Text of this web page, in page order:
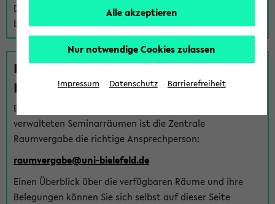
Detailseite zum Teilnahmemanagement der
betreffenden Veranstaltung.
Fragen zu im eKVV verwalteten
Räumen
Bei Fragen zur Vergabe von Hörsälen und vom eKVV
verwalteten Seminarräumen ist die Zentrale
Raumvergabe die richtige Ansprechperson:
raumvergabe@uni-bielefeld.de
Einen Überblick über die verfügbaren Räume und ihre
Belegungen können Sie sich selbst auf dieser Seite
Alle akzeptieren
Nur notwendige Cookies zulassen
Impressum Datenschutz Barrierefreiheit